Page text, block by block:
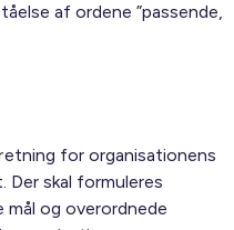
af ordene ”passende,
for organisationens
Der skal formuleres
og overordnede